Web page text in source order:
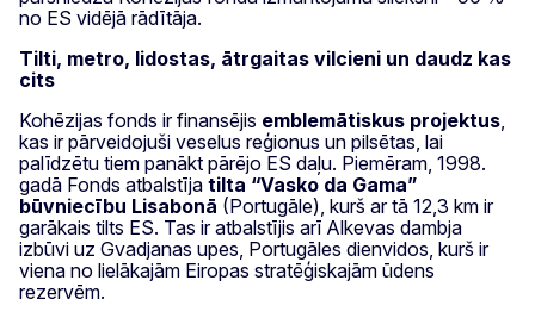
no ES vidējā rādītāja.
Tilti, metro, lidostas, ātrgaitas vilcieni un daudz kas
cits
Kohēzijas fonds ir finansējis emblemātiskus projektus
kas ir pārveidojuši veselus reģionus un pilsētas, lai
palīdzētu tiem panākt pārējo ES daļu. Piemēram, 1998.
gadā Fonds atbalstīja tilta “Vasko da Gama”
būvniecību Lisabonā (Portugāle), kurš ar tā 12,3 km ir
garākais tilts ES. Tas ir atbalstījis arī Alkevas dambja
izbūvi uz Gvadjanas upes, Portugāles dienvidos, kurš ir
viena no lielākajām Eiropas stratēģiskajām ūdens
rezervēm.